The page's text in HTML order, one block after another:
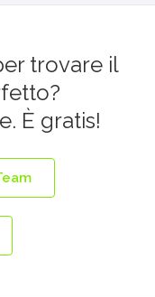
trovare il
È gratis!